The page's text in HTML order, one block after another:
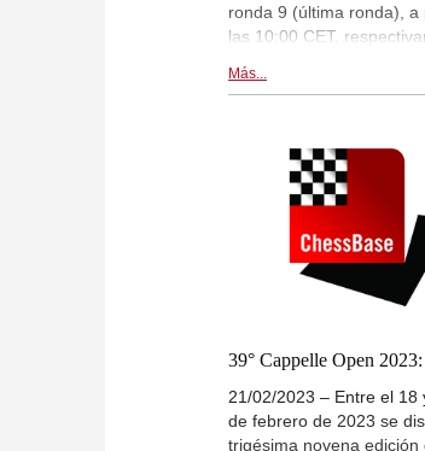
ronda 9 (última ronda), a
las 10:00 CET,
de las partidas en
Cappelle-La-Grande 2023
Más...
39° Cappelle Open
21/02/2023 – Entre el 18
de febrero de 2023 se
trigésima novena edición